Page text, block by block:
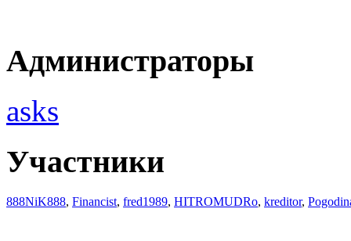
Администраторы
asks
Участники
888NiK888, Financist, fred1989, HITROMUDRo, kreditor,